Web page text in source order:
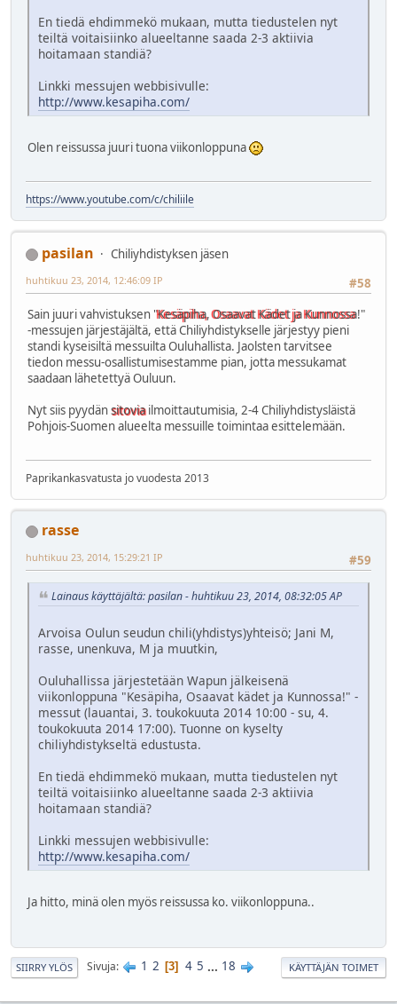
En tiedä ehdimmekö mukaan, mutta tiedustelen nyt
teiltä voitaisiinko alueeltanne saada 2-3 aktiivia
hoitamaan standiä?
Linkki messujen webbisivulle:
http://www.kesapiha.com/
Olen reissussa juuri tuona viikonloppuna
https://www.youtube.com/c/chiliile
pasilan
Chiliyhdistyksen jäsen
#58
huhtikuu 23, 2014, 12:46:09 IP
Sain juuri vahvistuksen "Kesäpiha, Osaavat Kädet ja Kunnossa!"
-messujen järjestäjältä, että Chiliyhdistykselle järjestyy pieni
standi kyseisiltä messuilta Ouluhallista. Jaolsten tarvitsee
tiedon messu-osallistumisestamme pian, jotta messukamat
saadaan lähetettyä Ouluun.
Nyt siis pyydänsitoviailmoittautumisia, 2-4 Chiliyhdistysläistä
Pohjois-Suomen alueelta messuille toimintaa esittelemään.
Paprikankasvatusta jo vuodesta 2013
rasse
#59
huhtikuu 23, 2014, 15:29:21 IP
Lainaus käyttäjältä: pasilan - huhtikuu 23, 2014, 08:32:05 AP
Arvoisa Oulun seudun chili(yhdistys)yhteisö; Jani M,
rasse, unenkuva, M ja muutkin,
Ouluhallissa järjestetään Wapun jälkeisenä
viikonloppuna "Kesäpiha, Osaavat kädet ja Kunnossa!" -
messut (lauantai, 3. toukokuuta 2014 10:00 - su, 4.
toukokuuta 2014 17:00). Tuonne on kyselty
chiliyhdistykseltä edustusta.
En tiedä ehdimmekö mukaan, mutta tiedustelen nyt
teiltä voitaisiinko alueeltanne saada 2-3 aktiivia
hoitamaan standiä?
Linkki messujen webbisivulle:
http://www.kesapiha.com/
Ja hitto, minä olen myös reissussa ko. viikonloppuna..
SIIRRY YLÖS Sivuja 1 2 3 4 5 ... 18 KÄYTTÄJÄN TOIMET